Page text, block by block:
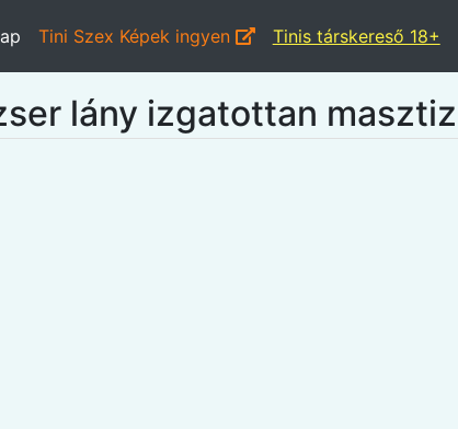
Tini Szex Képek ingyen Tinis társkereső 18+
lány izgatottan